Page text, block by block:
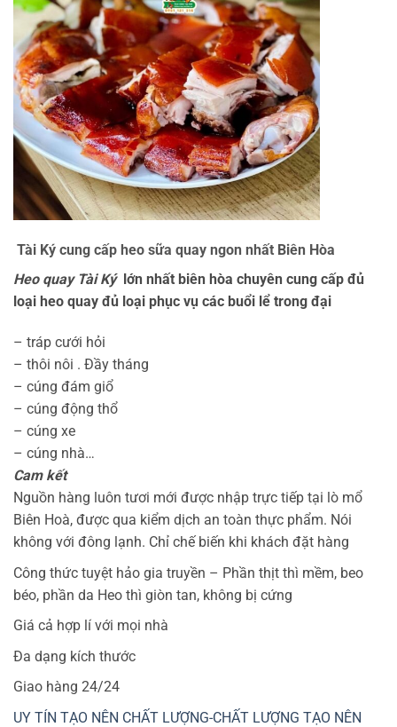
Tài Ký cung cấp heo sữa quay ngon nhất Biên Hòa
Heo quay Tài Ký
lớn nhất biên hòa chuyên cung cấp đủ
loại heo quay đủ loại phục vụ các buổi lể trong đại
– tráp cưới hỏi
– thôi nôi . Đầy tháng
– cúng đám giổ
– cúng động thổ
– cúng xe
– cúng nhà…
Cam kết
Nguồn hàng luôn tươi mới được nhập trực tiếp tại lò mổ
Biên Hoà, được qua kiểm dịch an toàn thực phẩm. Nói
không với đông lạnh. Chỉ chế biến khi khách đặt hàng
Công thức tuyệt hảo gia truyền – Phần thịt thì mềm, beo
béo, phần da Heo thì giòn tan, không bị cứng
Giá cả hợp lí với mọi nhà
Đa dạng kích thước
Giao hàng 24/24
UY TÍN TẠO NÊN CHẤT LƯỢNG-CHẤT LƯỢNG TẠO NÊN